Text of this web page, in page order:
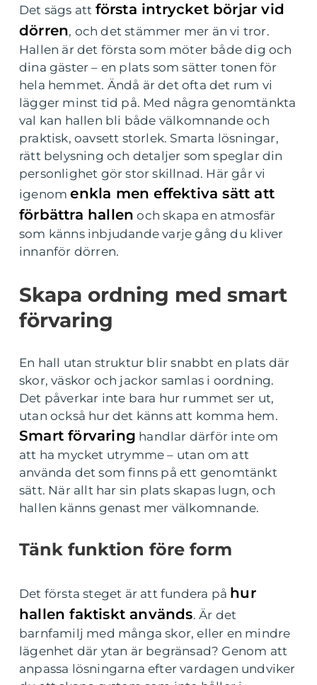
Det sägs att första intrycket börjar vid
dörren, och det stämmer mer än vi tror.
Hallen är det första som möter både dig och
dina gäster – en plats som sätter tonen för
hela hemmet. Ändå är det ofta det rum vi
lägger minst tid på. Med några genomtänkta
val kan hallen bli både välkomnande och
praktisk, oavsett storlek. Smarta lösningar,
rätt belysning och detaljer som speglar din
personlighet gör stor skillnad. Här går vi
igenomenkla men effektiva sätt att
förbättra hallen och skapa en atmosfär
som känns inbjudande varje gång du kliver
innanför dörren.
Skapa ordning med smart
förvaring
En hall utan struktur blir snabbt en plats där
skor, väskor och jackor samlas i oordning.
Det påverkar inte bara hur rummet ser ut,
utan också hur det känns att komma hem.
Smart förvaring handlar därför inte om
att ha mycket utrymme – utan om att
använda det som finns på ett genomtänkt
sätt. När allt har sin plats skapas lugn, och
hallen känns genast mer välkomnande.
Tänk funktion före form
Det första steget är att fundera på hur
hallen faktiskt används. Är det
barnfamilj med många skor, eller en mindre
lägenhet där ytan är begränsad? Genom att
anpassa lösningarna efter vardagen undviker